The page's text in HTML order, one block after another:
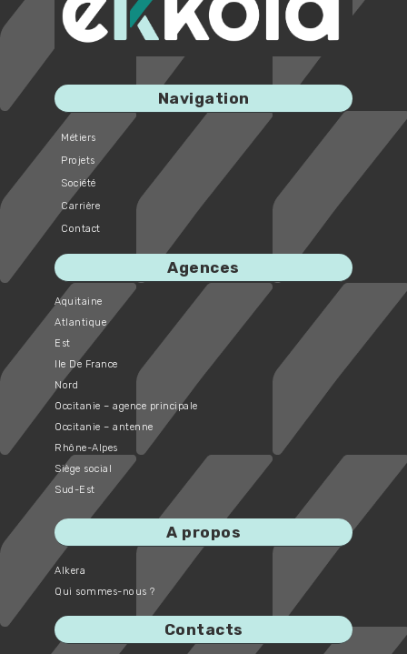
Navigation
Métiers
Projets
Société
Carrière
Contact
Agences
Aquitaine
Atlantique
Est
Ile De France
Nord
Occitanie – agence principale
Occitanie – antenne
Rhône-Alpes
Siège social
Sud-Est
A propos
Alkera
Qui sommes-nous ?
Contacts